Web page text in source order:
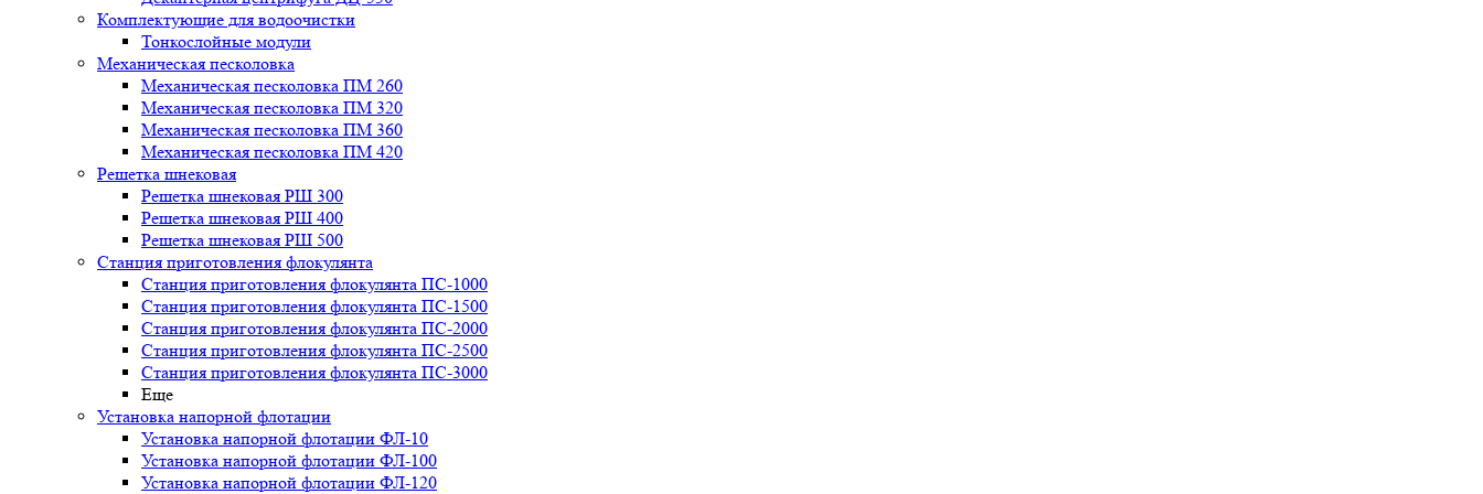
Комплектующие для водоочистки
Тонкослойные модули
Механическая песколовка
Механическая песколовка ПM 260
Механическая песколовка ПM 320
Механическая песколовка ПM 360
Механическая песколовка ПM 420
Решетка шнековая
Решетка шнековая РШ 300
Решетка шнековая РШ 400
Решетка шнековая РШ 500
Станция приготовления флокулянта
Станция приготовления флокулянта ПС-1000
Станция приготовления флокулянта ПС-1500
Станция приготовления флокулянта ПС-2000
Станция приготовления флокулянта ПС-2500
Станция приготовления флокулянта ПС-3000
Еще
Установка напорной флотации
Установка напорной флотации ФЛ-10
Установка напорной флотации ФЛ-100
Установка напорной флотации ФЛ-120